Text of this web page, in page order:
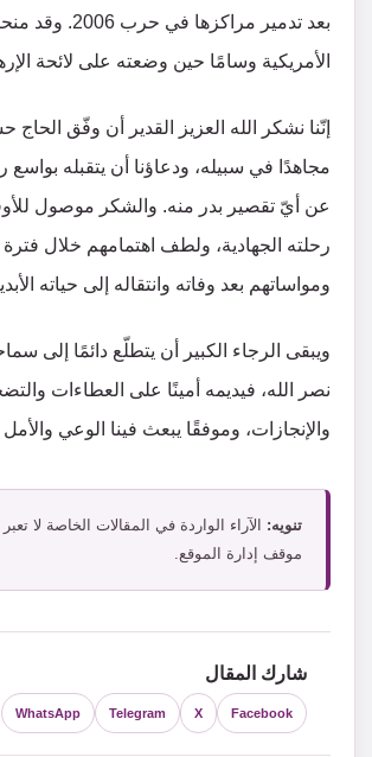
بعد تدمير مراكزها في
الأمريكية وسامًا حين وضعته على لائحة
إنّنا نشكر الله العزيز القدير أن وفّق
مجاهدًا في سبيله، ودعاؤنا أن يتقبله بواسع
عن أيّ تقصير بدر منه. والشكر موصول
رحلته الجهادية، ولطف اهتمامهم خلال
ومواساتهم بعد وفاته وانتقاله إلى حياته
ويبقى الرجاء الكبير أن يتطلّع دائمًا إلى
نصر الله، فيديمه أمينًا على العطاءات
والإنجازات، وموفقًا يبعث فينا الوعي والأمل
تنويه: الآراء الواردة في المقالات الخاصة لا
موقف إدارة الموقع.
شارك المقال
Facebook
X
Telegram
WhatsApp